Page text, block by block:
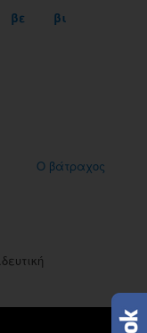
βε
βι
Ο βάτραχος